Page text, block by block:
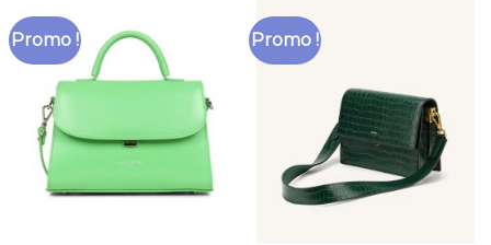
Promo ! Promo !